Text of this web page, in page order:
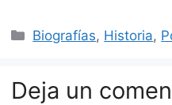
Categorías
Biografías, Historia,
Deja un